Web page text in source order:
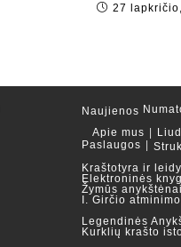
27
Naujienos
Apie mus
Paslaugos
Kraštotyra ir
Elektroninės
Žymūs anykštėnai
I. Girčio
Legendinės
Kurklių krašto